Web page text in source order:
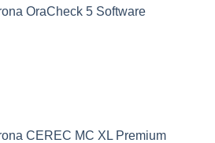
OraCheck 5 Software
CEREC MC XL Premium